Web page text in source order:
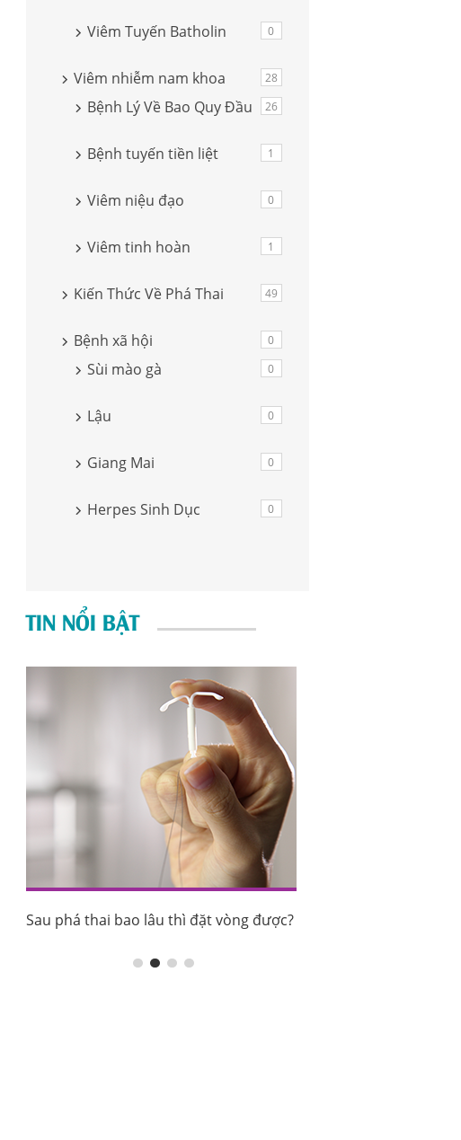
Viêm Tuyến Batholin 0
Viêm nhiễm nam khoa 28
Bệnh Lý Về Bao Quy Đầu 26
Bệnh tuyến tiền liệt 1
Viêm niệu đạo 0
Viêm tinh hoàn 1
Kiến Thức Về Phá Thai 49
Bệnh xã hội 0
Sùi mào gà 0
Lậu 0
Giang Mai 0
Herpes Sinh Dục 0
TIN NỔI BẬT
Sau phá thai bao lâu thì đặt vòng được?